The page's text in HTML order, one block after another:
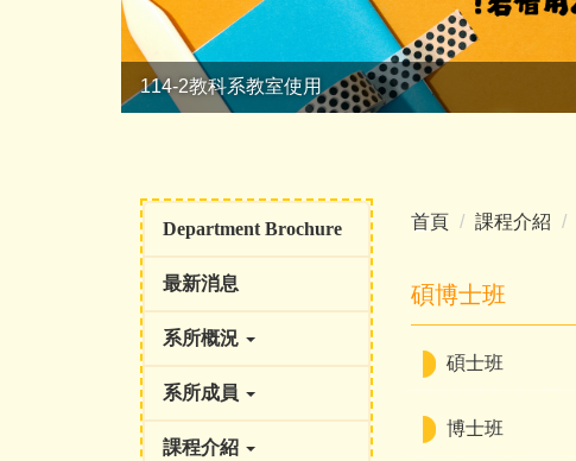
114-2教科系教室使用
Department Brochure
最新消息
系所概況
系所成員
課程介紹
首頁 課程介紹
碩博士班
碩士班
博士班